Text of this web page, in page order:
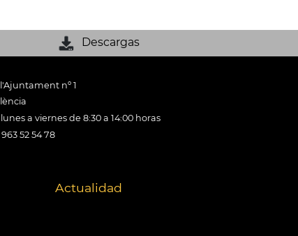
Descargas
nº 1
a viernes de 8:30 a 14:00 horas
52 54 78
Actualidad